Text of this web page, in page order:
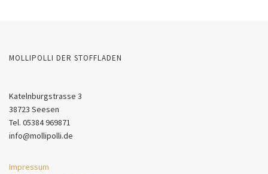
MOLLIPOLLI DER STOFFLADEN
Katelnburgstrasse 3
38723 Seesen
Tel. 05384 969871
info@mollipolli.de
Impressum